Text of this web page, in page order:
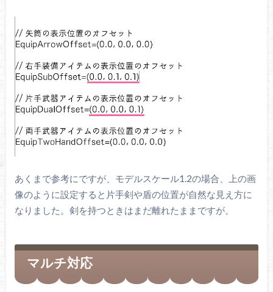
あくまで参考にですが、モデルスケール1.2の場合、上の画
像のように設定すると片手剣や盾の位置が自然な見え方に
なりました。剣を持つときはまだ離れたままですが。
マルチ対応